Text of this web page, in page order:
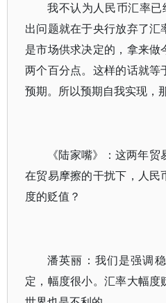
我不认为人民币汇率
出问题就在于央行放弃了汇
是市场供求决定的，拿来做
两个百分点。这样的话就等
预期。所以预期自我实现，
《陆家嘴》：这两年
在贸易摩擦的干扰下，人民
度的贬值？
潘英丽：我们是强调
定，幅度很小。汇率大幅